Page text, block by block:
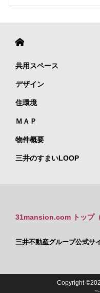
共用スペース
デザイン
住環境
ＭＡＰ
物件概要
三井のすまいLOOP
31mansion.com トップ（
三井不動産グループ公式
Copyright